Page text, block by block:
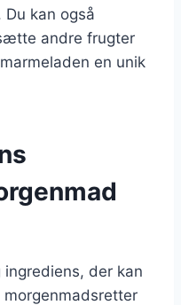
kan også
andre frugter
en unik
der kan